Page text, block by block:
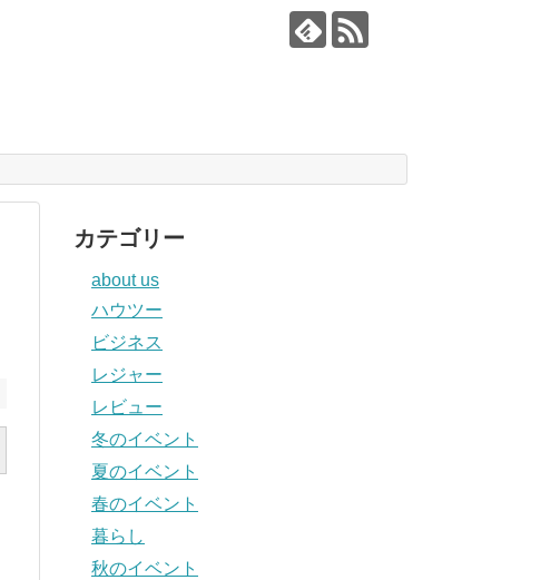
カテゴリー
about us
ハウツー
ビジネス
レジャー
レビュー
冬のイベント
夏のイベント
春のイベント
暮らし
秋のイベント